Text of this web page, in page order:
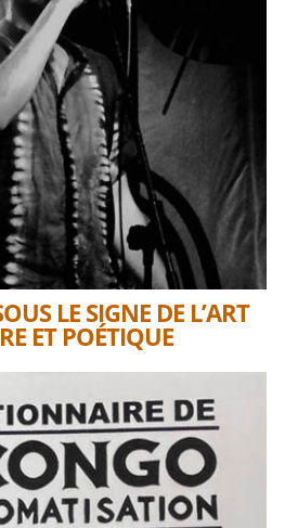
LE SIGNE DE L’ART
ET POÉTIQUE